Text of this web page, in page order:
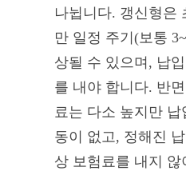
나뉩니다. 갱신형은
만 일정 주기(보통
상될 수 있으며, 납
를 내야 합니다. 반
료는 다소 높지만
동이 없고, 정해진
상 보험료를 내지 않